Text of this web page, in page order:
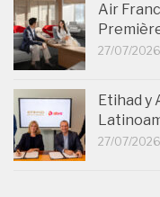
Air
27/07/2026
Etihad y
27/07/2026